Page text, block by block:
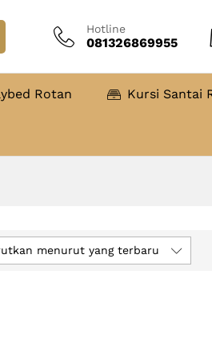
Hotline
081326869955
Rotan Kursi Santai
menurut yang terbaru